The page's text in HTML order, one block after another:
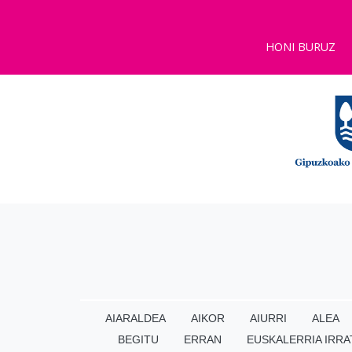
HONI BURUZ
AIARALDEA AIKOR AIURRI ALEA
BEGITU
ERRAN EUSKALERRIA